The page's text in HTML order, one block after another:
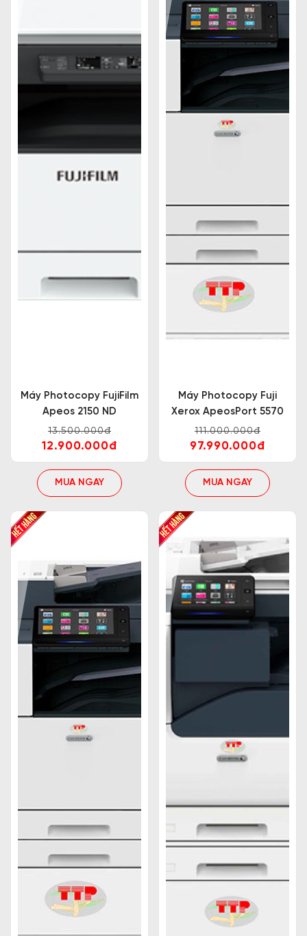
Máy Photocopy FujiFilm
Apeos 2150 ND
13.500.000đ
12.900.000đ
MUA NGAY
Máy Photocopy Fuji
Xerox ApeosPort 5570
111.000.000đ
97.990.000đ
MUA NGAY